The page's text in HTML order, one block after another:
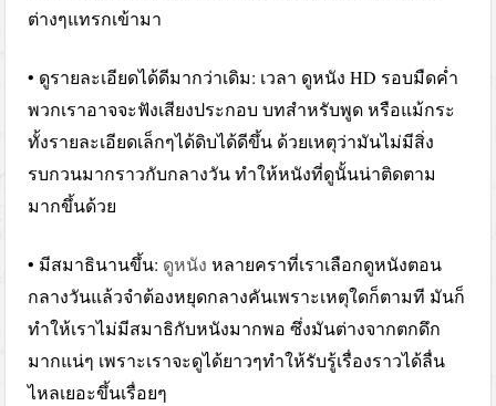
ต่างๆแทรกเข้ามา
• ดูรายละเอียดได้ดีมากว่าเดิม: เวลา ดูหนัง HD รอบมืดค่ำ
พวกเราอาจจะฟังเสียงประกอบ บทสำหรับพูด หรือแม้กระ
ทั้งรายละเอียดเล็กๆได้ดิบได้ดีขึ้น ด้วยเหตุว่ามันไม่มีสิ่ง
รบกวนมากราวกับกลางวัน ทำให้หนังที่ดูนั้นน่าติดตาม
มากขึ้นด้วย
• มีสมาธินานขึ้น: ดูหนัง หลายคราที่เราเลือกดูหนังตอน
กลางวันแล้วจำต้องหยุดกลางคันเพราะเหตุใดก็ตามที มันก็
ทำให้เราไม่มีสมาธิกับหนังมากพอ ซึ่งมันต่างจากตกดึก
มากแน่ๆ เพราะเราจะดูได้ยาวๆทำให้รับรู้เรื่องราวได้ลื่น
ไหลเยอะขึ้นเรื่อยๆ